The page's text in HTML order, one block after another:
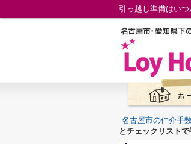
引っ越し準備はい
名古屋市の仲介手
とチェックリスト